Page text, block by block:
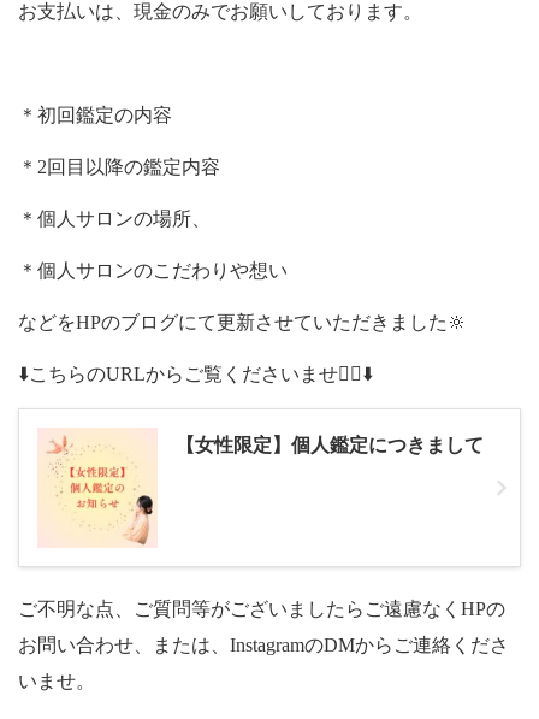
お支払いは、現金のみでお願いしております。
＊初回鑑定の内容
＊2回目以降の鑑定内容
＊個人サロンの場所、
＊個人サロンのこだわりや想い
などをHPのブログにて更新させていただきました🔆
⬇️こちらのURLからご覧くださいませ🙇‍♀️⬇️
【女性限定】個人鑑定につきまして
ご不明な点、ご質問等がございましたらご遠慮なくHPの
お問い合わせ、または、InstagramのDMからご連絡くださ
いませ。